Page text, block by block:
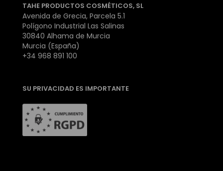
TAHE PRODUCTOS COSMÉTICOS, SL
Avenida de Grecia, Parcela 5.1
Polígono Industrial Las Salinas
30840 Alhama de Murcia
Murcia (España)
+34 968 891 100
SU PRIVACIDAD ES IMPORTANTE